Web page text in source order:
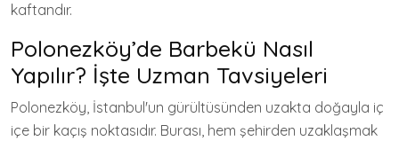
kaftandır.
Polonezköy’de Barbekü Nasıl
Yapılır? İşte Uzman Tavsiyeleri
Polonezköy, İstanbul'un gürültüsünden uzakta doğayla iç
içe bir kaçış noktasıdır. Burası, hem şehirden uzaklaşmak